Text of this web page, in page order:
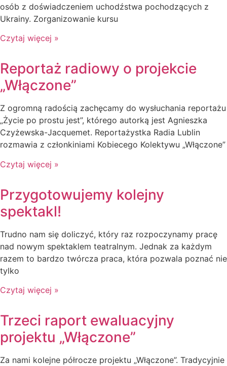
osób z doświadczeniem uchodźstwa pochodzących z
Ukrainy. Zorganizowanie kursu
Czytaj więcej »
Reportaż radiowy o projekcie
„Włączone”
Z ogromną radością zachęcamy do wysłuchania reportażu
„Życie po prostu jest”, którego autorką jest Agnieszka
Czyżewska-Jacquemet. Reportażystka Radia Lublin
rozmawia z członkiniami Kobiecego Kolektywu „Włączone”
Czytaj więcej »
Przygotowujemy kolejny
spektakl!
Trudno nam się doliczyć, który raz rozpoczynamy pracę
nad nowym spektaklem teatralnym. Jednak za każdym
razem to bardzo twórcza praca, która pozwala poznać nie
tylko
Czytaj więcej »
Trzeci raport ewaluacyjny
projektu „Włączone”
Za nami kolejne półrocze projektu „Włączone”. Tradycyjnie